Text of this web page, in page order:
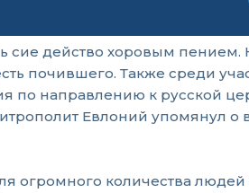
действо хоровым пением.
почившего. Также среди
по направлению к русской
Евлоний упомянул о
огромного количества